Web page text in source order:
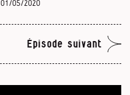
01/05/2020
Épisode suivant